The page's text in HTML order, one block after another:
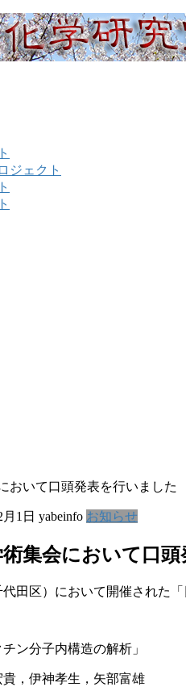
ジェクト
おいて口頭発表を行いました
1日 yabeinfo お知らせ
術集会において口
田区）において開催された
ン分子内構造の解析」
，伊神孝生，矢部富雄